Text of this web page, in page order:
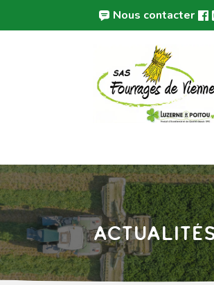
Nous contacter
Panneau de gestion des cookies